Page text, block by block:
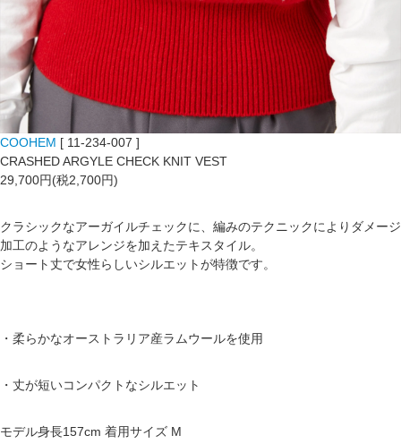
COOHEM [ 11-234-007 ]
CRASHED ARGYLE CHECK KNIT VEST
29,700円(税2,700円)
クラシックなアーガイルチェックに、編みのテクニックによりダメージ
加工のようなアレンジを加えたテキスタイル。
ショート丈で女性らしいシルエットが特徴です。
・柔らかなオーストラリア産ラムウールを使用
・丈が短いコンパクトなシルエット
モデル身長157cm 着用サイズ M